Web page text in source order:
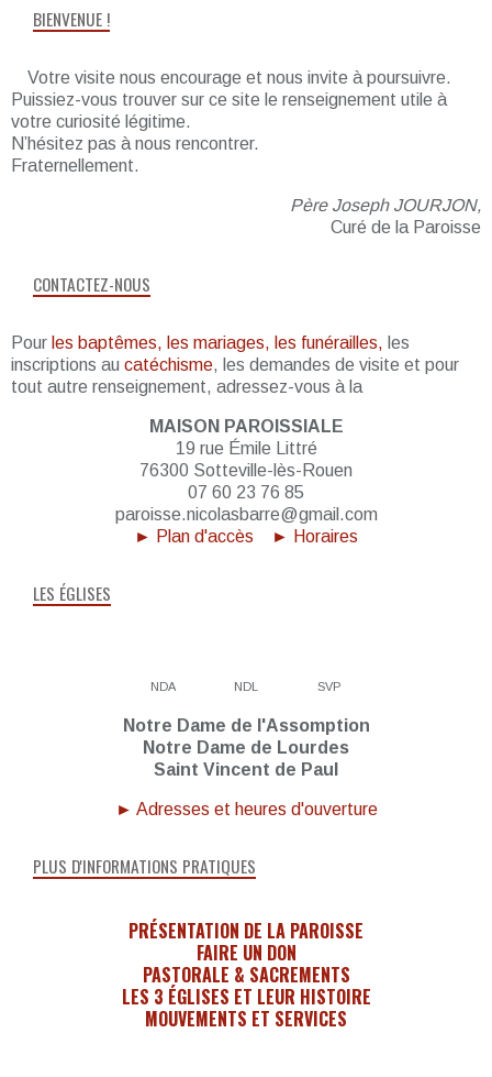
BIENVENUE !
Votre visite nous encourage et nous invite à poursuivre.
Puissiez-vous trouver sur ce site le renseignement utile à
votre curiosité légitime.
N’hésitez pas à nous rencontrer.
Fraternellement.
Père Joseph JOURJON,
Curé de la Paroisse
CONTACTEZ-NOUS
Pour les baptêmes, les mariages, les funérailles, les
inscriptions au catéchisme, les demandes de visite et pour
tout autre renseignement, adressez-vous à la
MAISON PAROISSIALE
19 rue Émile Littré
76300 Sotteville-lès-Rouen
07 60 23 76 85
paroisse.nicolasbarre@gmail.com
► Plan d'accès
► Horaires
LES ÉGLISES
NDA NDL SVP
Notre Dame de l'Assomption
Notre Dame de Lourdes
Saint Vincent de Paul
► Adresses et heures d'ouverture
PLUS D'INFORMATIONS PRATIQUES
PRÉSENTATION DE LA PAROISSE
FAIRE UN DON
PASTORALE & SACREMENTS
LES 3 ÉGLISES ET LEUR HISTOIRE
MOUVEMENTS ET SERVICES